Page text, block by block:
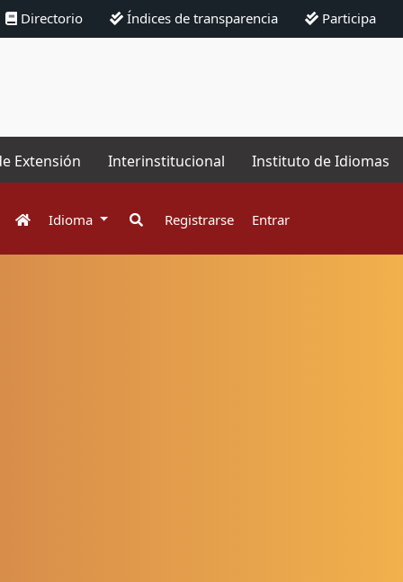
Directorio Índices de transparencia Participa
Extensión Interinstitucional Instituto de Idiomas
Idioma Registrarse Entrar